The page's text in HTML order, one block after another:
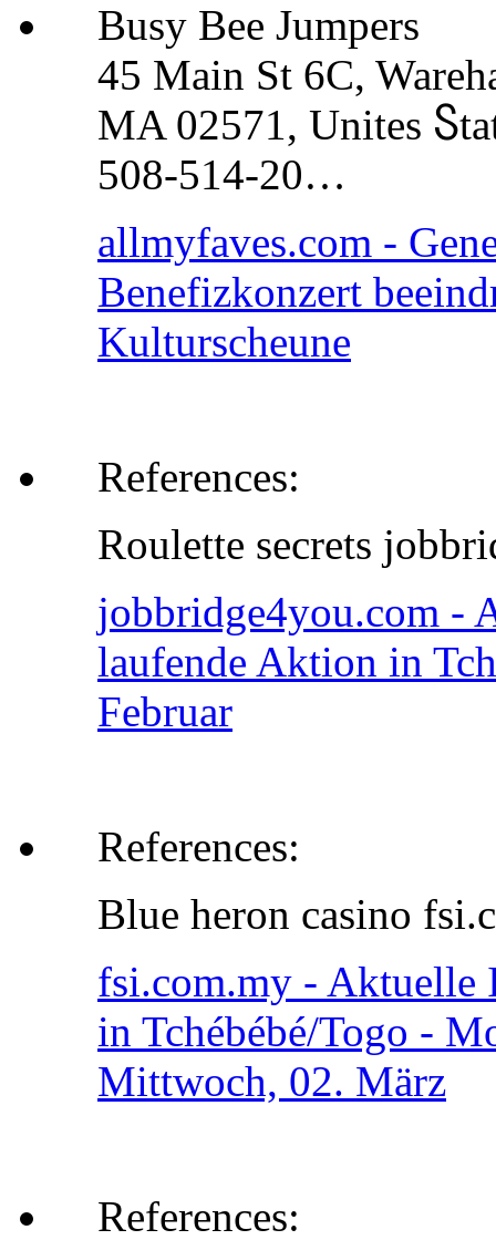
Busy Bee Jumpers
45 Main St 6C,
MA 02571, Unites
508-514-20…
allmyfaves.com -
Benefizkonzert
Kulturscheune
References:
Roulette secrets
jobbridge4you.com -
laufende Aktion in
Februar
References:
Blue heron casino
fsi.com.my - Aktuelle
in Tchébébé/Togo -
Mittwoch, 02. März
References: